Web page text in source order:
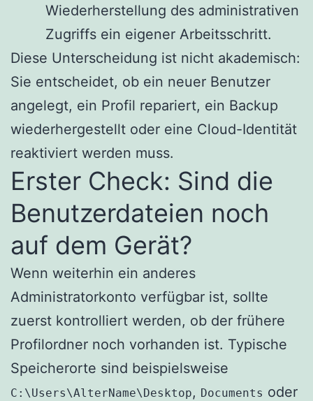
Wiederherstellung des administrativen
Zugriffs ein eigener Arbeitsschritt.
Diese Unterscheidung ist nicht akademisch:
Sie entscheidet, ob ein neuer Benutzer
angelegt, ein Profil repariert, ein Backup
wiederhergestellt oder eine Cloud-Identität
reaktiviert werden muss.
Erster Check: Sind die
Benutzerdateien noch
auf dem Gerät?
Wenn weiterhin ein anderes
Administratorkonto verfügbar ist, sollte
zuerst kontrolliert werden, ob der frühere
Profilordner noch vorhanden ist. Typische
Speicherorte sind beispielsweise
C:\Users\AlterName\Desktop, Documents oder